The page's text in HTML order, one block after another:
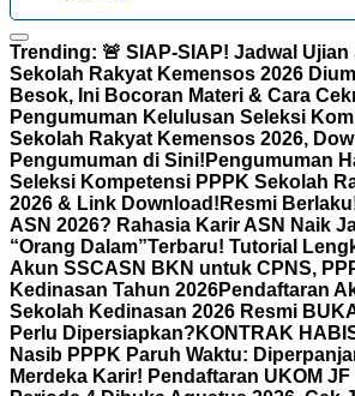
Trending: 🚨 SIAP-SIAP! Jadwal Ujian
Sekolah Rakyat Kemensos 2026
Besok, Ini Bocoran Materi & Cara
Pengumuman Kelulusan Seleksi
Sekolah Rakyat Kemensos 2026,
Pengumuman di Sini! Pengumuman
Seleksi Kompetensi PPPK Sekolah
2026 & Link Download! Resmi
ASN 2026? Rahasia Karir ASN Naik
“Orang Dalam”Terbaru! Tutorial
Akun SSCASN BKN untuk CPNS,
Kedinasan Tahun 2026Pendaftaran
Sekolah Kedinasan 2026 Resmi
Perlu Dipersiapkan? KONTRAK
Nasib PPPK Paruh Waktu:
Merdeka Karir! Pendaftaran UKOM